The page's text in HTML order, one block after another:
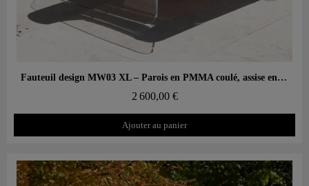
Aperçu rapide Fauteuil design MW03 XL – Parois en PMMA coulé, assise en mousse
2 600,00 €
Ajouter au panier